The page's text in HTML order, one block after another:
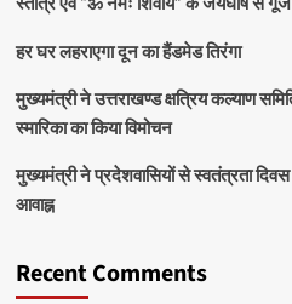
हर घर लहराएगा दून का हैंडमेड तिरंगा
मुख्यमंत्री ने उत्तराखण्ड क्षत्रिय कल्याण
स्मारिका का किया विमोचन
मुख्यमंत्री ने प्रदेशवासियों से स्वतंत्रता
आवाह्न
Recent Comments